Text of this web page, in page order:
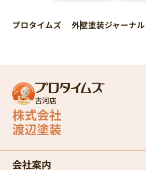
渡辺塗装
会社案内
ショールームのご案内
プロタイムズとは
スタッフ紹介